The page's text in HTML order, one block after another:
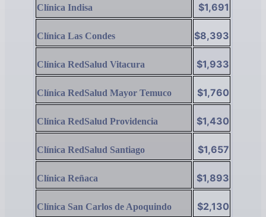
Clínica Indisa $1,691
Clínica Las Condes $8,393
Clínica RedSalud Vitacura $1,933
Clínica RedSalud Mayor Temuco $1,760
Clínica RedSalud Providencia $1,430
Clínica RedSalud Santiago $1,657
Clínica Reñaca $1,893
Clínica San Carlos de Apoquindo $2,130